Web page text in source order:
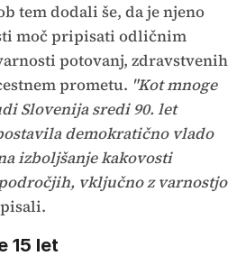
tem dodali še, da je njeno
moč pripisati odličnim
potovanj, zdravstvenih
prometu. "Kot mnoge
Slovenija sredi 90. let
demokratično vlado
izboljšanje kakovosti
vključno z varnostjo
15 let